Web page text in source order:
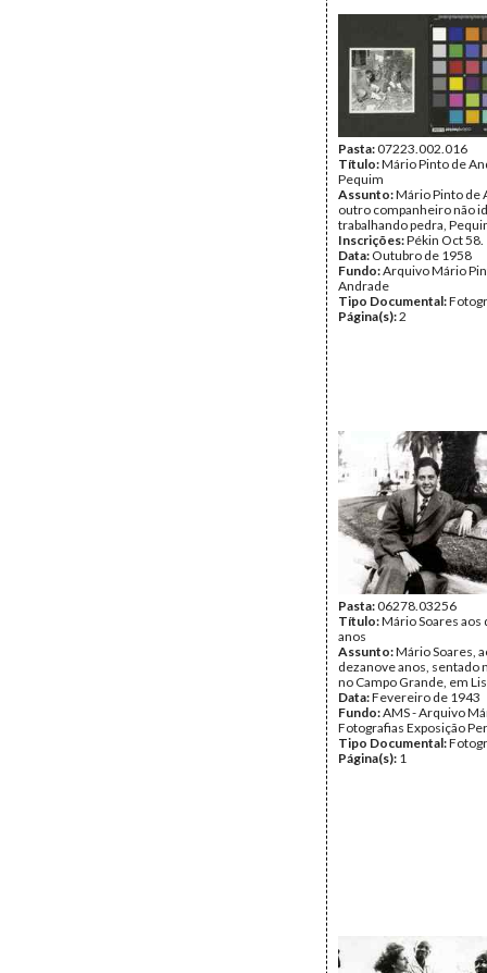
Pasta:07223.002.016
Título:Mário Pinto de
Pequim
Assunto:Mário Pinto de
outro companheiro não
trabalhando pedra,
Inscrições:Pékin Oct 58.
Data: Outubro de 1958
Fundo:Arquivo Mário
Andrade
Tipo Documental:
Página(s):2
Pasta:06278.03256
Título:Mário Soares aos
anos
Assunto:Mário Soares,
dezanove anos, sentado
no Campo Grande, em
Data:Fevereiro de 1943
Fundo:AMS - Arquivo
Fotografias Exposição
Tipo Documental:
Página(s): 1